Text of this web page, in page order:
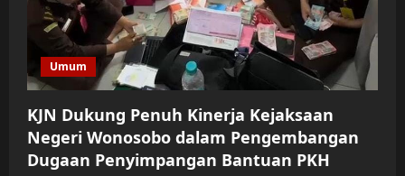
Umum
KJN Dukung Penuh Kinerja Kejaksaan
Negeri Wonosobo dalam Pengembangan
Dugaan Penyimpangan Bantuan PKH